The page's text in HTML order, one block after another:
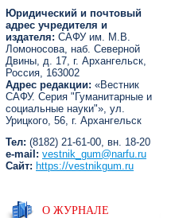
Юридический и почтовый
адрес учредителя и
издателя: САФУ им. М.В.
Ломоносова, наб. Северной
Двины, д. 17, г. Архангельск,
Россия, 163002
Адрес редакции: «Вестник
САФУ. Серия "Гуманитарные и
социальные науки"», ул.
Урицкого, 56, г. Архангельск
Тел: (8182) 21-61-00, вн. 18-20
e-mail: vestnik_gum@narfu.ru
Сайт: https://vestnikgum.ru
О ЖУРНАЛЕ